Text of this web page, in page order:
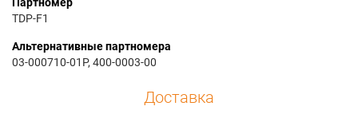
CompactView SX30
Basic
CompactView X30
Basic
Christie VIVID
DS30W
iVISION HD
TDP-F1
Альтернативные партномера
03-000710-01P, 400-0003-00
Доставка